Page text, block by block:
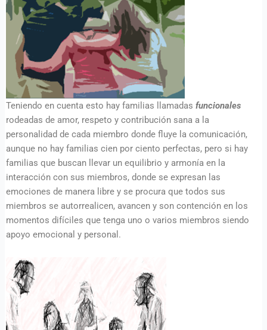
Teniendo en cuenta esto hay familias llamadas funcionales
rodeadas de amor, respeto y contribución sana a la
personalidad de cada miembro donde fluye la comunicación,
aunque no hay familias cien por ciento perfectas, pero si hay
familias que buscan llevar un equilibrio y armonía en la
interacción con sus miembros, donde se expresan las
emociones de manera libre y se procura que todos sus
miembros se autorrealicen, avancen y son contención en los
momentos difíciles que tenga uno o varios miembros siendo
apoyo emocional y personal.